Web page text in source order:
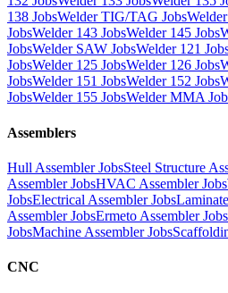
138 JobsWelder TIG/TAG Jobs
JobsWelder 143 JobsWelder 145 Jobs
JobsWelder SAW JobsWelder 121
JobsWelder 125 JobsWelder 126 Jobs
JobsWelder 151 JobsWelder 152 Jobs
JobsWelder 155 JobsWelder MMA
Assemblers
Hull Assembler JobsSteel Structure
Assembler JobsHVAC Assembler Jobs
JobsElectrical Assembler Jobs
Assembler JobsErmeto Assembler Jobs
JobsMachine Assembler Jobs
CNC